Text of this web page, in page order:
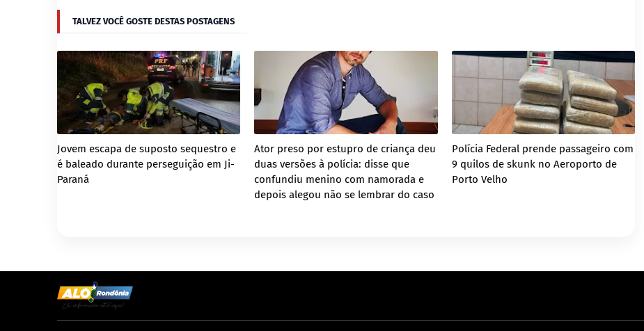
TALVEZ VOCÊ GOSTE DESTAS POSTAGENS
Jovem escapa de suposto sequestro e
é baleado durante perseguição em Ji-
Paraná
Ator preso por estupro de criança deu
duas versões à polícia: disse que
confundiu menino com namorada e
depois alegou não se lembrar do caso
Polícia Federal prende passageiro com
9 quilos de skunk no Aeroporto de
Porto Velho